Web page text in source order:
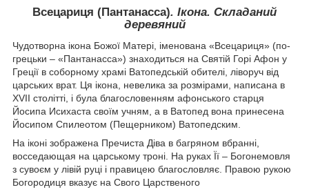
Всецариця (Пантанасса). Ікона. Складаний
деревяний
Чудотворна ікона Божої Матері, іменована «Всецариця» (по-
грецьки – «Пантанасса») знаходиться на Святій Горі Афон у
Греції в соборному храмі Ватопедській обителі, ліворуч від
царських врат. Ця ікона, невелика за розмірами, написана в
XVII столітті, і була благословенням афонського старця
Йосипа Исихаста своїм учням, а в Ватопед вона принесена
Йосипом Спилеотом (Пещерником) Ватопедским.
На іконі зображена Пречиста Діва в багряном вбранні,
восседающая на царському троні. На руках Її – Богонемовля
з сувоєм у лівій руці і правицею благословляє. Правою рукою
Богородиця вказує на Свого Царственого